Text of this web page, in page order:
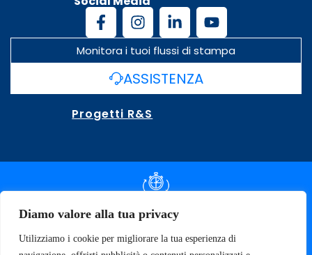
Diamo valore alla tua privacy
Utilizziamo i cookie per migliorare la tua esperienza di
Monitora i tuoi flussi di stampa
ASSISTENZA
Progetti R&S
DOCUMENTAZIONE SLA